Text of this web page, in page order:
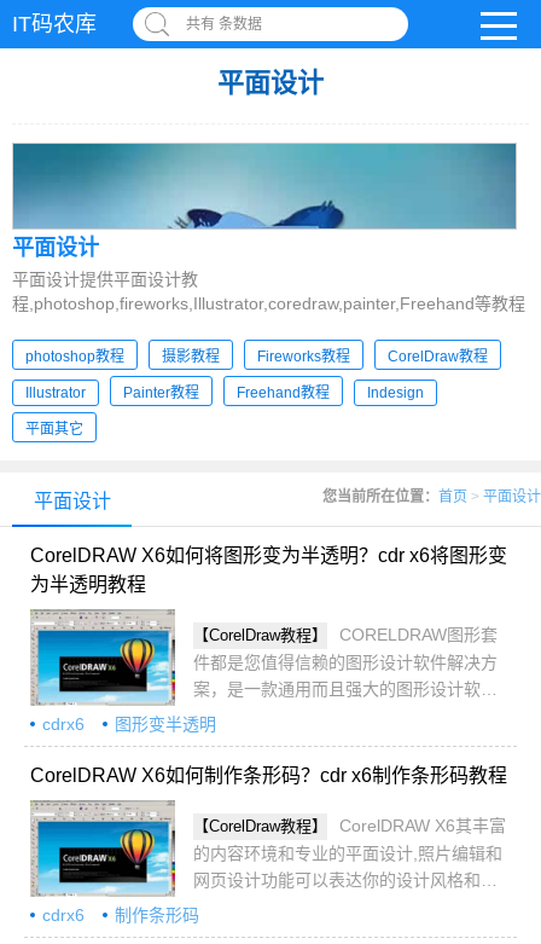
IT码农库 共有 条数据
平面设计
平面设计
平面设计提供平面设计教
程,photoshop,fireworks,Illustrator,coredraw,painter,Freehand等教程
photoshop教程 摄影教程 Fireworks教程 CorelDraw教程
Illustrator Painter教程 Freehand教程 Indesign
平面其它
您当前所在位置： 首页 > 平面设计
平面设计
CorelDRAW X6如何将图形变为半透明？cdr x6将图形变
为半透明教程
【CorelDraw教程】
CORELDRAW图形套
件都是您值得信赖的图形设计软件解决方
案，是一款通用而且强大的图形设计软
件，下面来看看在这里如何将图形变为半
透明吧
cdrx6 图形变半透明
CorelDRAW X6如何制作条形码？cdr x6制作条形码教程
【CorelDraw教程】
CorelDRAW X6其丰富
的内容环境和专业的平面设计,照片编辑和
网页设计功能可以表达你的设计风格和创
意无限的可能性，下面就来学习如何制作
条形码吧
cdrx6 制作条形码